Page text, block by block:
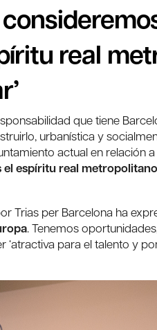
real
que tiene
urbanística y
actual en relación a
espíritu real
Trias per Barcelona ha
. Tenemos
para el talento y